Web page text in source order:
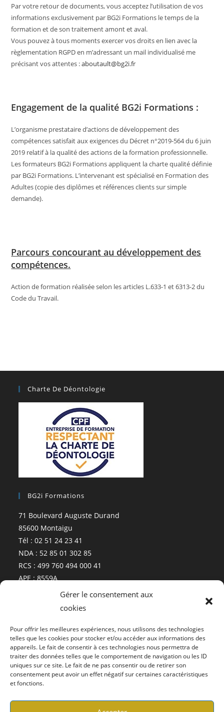
Gérer le consentement aux
cookies
Pour offrir les meilleures expériences, nous utilisons des technologies
telles que les cookies pour stocker et/ou accéder aux informations des
appareils. Le fait de consentir à ces technologies nous permettra de
traiter des données telles que le comportement de navigation ou les ID
uniques sur ce site. Le fait de ne pas consentir ou de retirer son
consentement peut avoir un effet négatif sur certaines caractéristiques
et fonctions.
Par votre retour de documents, vous acceptez l’utilisation de vos
informations exclusivement par BG2i Formations le temps de la
formation et de son traitement amont et aval.
Vous pouvez à tous moments exercer vos droits en lien avec la
règlementation RGPD en m’adressant un mail individualisé me
précisant vos attentes :aboutault@bg2i.fr
Engagement de la qualité BG2i Formations :
L’organisme prestataire d’actions de développement des
compétences satisfait aux exigences du Décret n°2019-564 du 6 juin
2019 relatif à la qualité des actions de la formation professionnelle.
Les formateurs BG2i Formations appliquent la charte qualité définie
par BG2i Formations. L’intervenant est spécialisé en Formation des
Adultes (copie des diplômes et références clients sur simple
demande).
Parcours concourant au développement des
compétences.
Action de formation réalisée selon les articles L.633-1 et 6313-2 du
Code du Travail.
Charte De Déontologie
BG2i Formations
71 Boulevard Auguste Durand
85600 Montaigu
Tél : 02 51 24 23 41
NDA : 52 85 01 302 85
RCS : 499 760 494 000 41
APE : 8559A
marketing et activer ce contenu